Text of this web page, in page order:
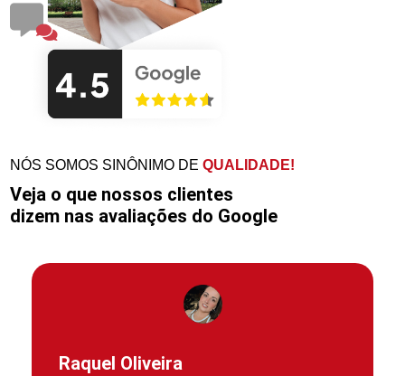
NÓS SOMOS SINÔNIMO DEQUALIDADE!
Veja o que nossos clientes
dizem nas avaliações do Google
Raquel Oliveira